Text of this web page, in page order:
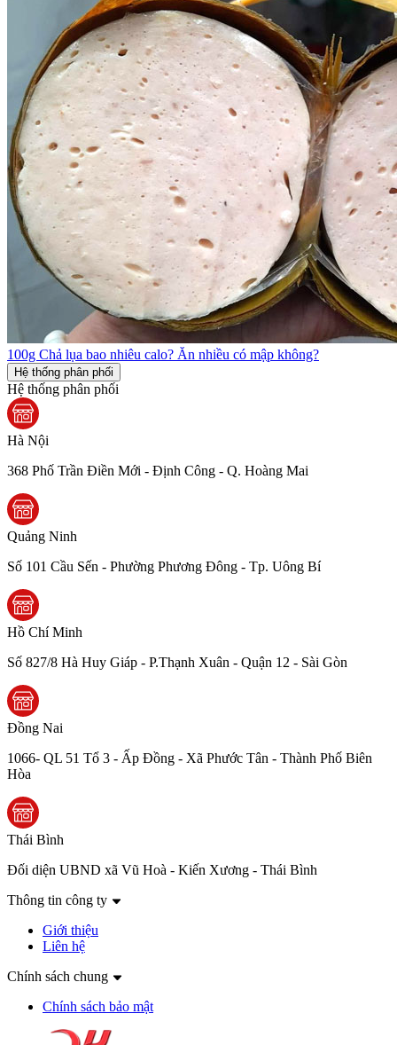
100g Chả lụa bao nhiêu calo? Ăn nhiều có mập không?
Hệ thống phân phối
Hệ thống phân phối
Hà Nội
368 Phố Trần Điền Mới - Định Công - Q. Hoàng Mai
Quảng Ninh
Số 101 Cầu Sến - Phường Phương Đông - Tp. Uông Bí
Hồ Chí Minh
Số 827/8 Hà Huy Giáp - P.Thạnh Xuân - Quận 12 - Sài Gòn
Đồng Nai
1066- QL 51 Tổ 3 - Ấp Đồng - Xã Phước Tân - Thành Phố Biên
Hòa
Thái Bình
Đối diện UBND xã Vũ Hoà - Kiến Xương - Thái Bình
Thông tin công ty
Giới thiệu
Liên hệ
Chính sách chung
Chính sách bảo mật